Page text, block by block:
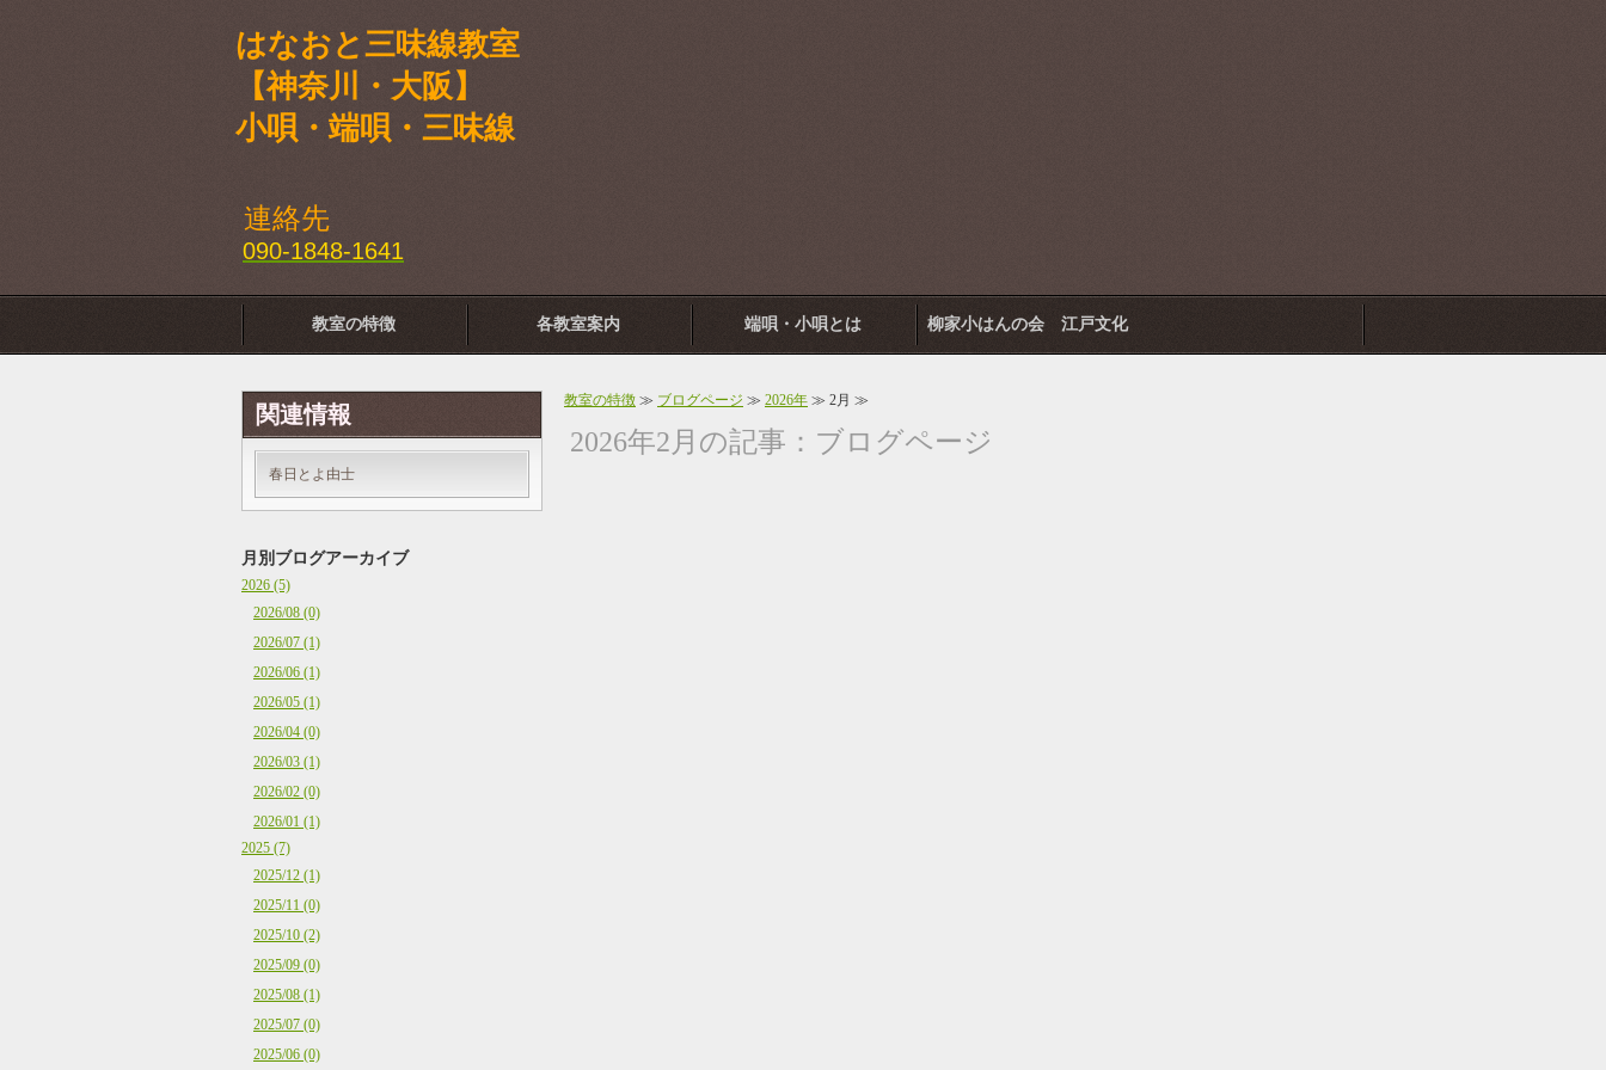
はなおと三味線教室
【神奈川・大阪】
小唄・端唄・三味線
連絡先
090-1848-1641
教室の特徴 各教室案内 端唄・小唄とは 柳家小はんの会 江戸文化
教室の特徴 ≫ ブログページ ≫ 2026年 ≫ 2月 ≫
2026年2月の記事：ブログページ
関連情報
春日とよ由士
月別ブログアーカイブ
2026 (5)
2026/08 (0)
2026/07 (1)
2026/06 (1)
2026/05 (1)
2026/04 (0)
2026/03 (1)
2026/02 (0)
2026/01 (1)
2025 (7)
2025/12 (1)
2025/11 (0)
2025/10 (2)
2025/09 (0)
2025/08 (1)
2025/07 (0)
2025/06 (0)